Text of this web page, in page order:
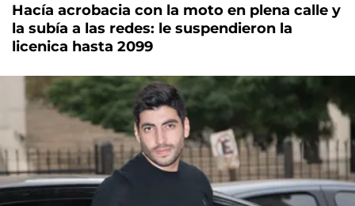
Hacía acrobacia con la moto en plena calle y
la subía a las redes: le suspendieron la
licenica hasta 2099